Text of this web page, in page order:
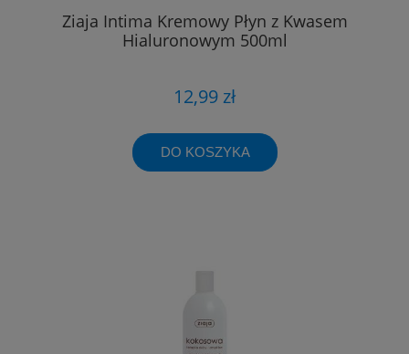
Ziaja Intima Kremowy Płyn z Kwasem
Hialuronowym 500ml
12,99 zł
DO KOSZYKA